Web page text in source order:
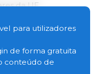
da UE
em relação
com o ano
foi
do cacau e do
para utilizadores
de forma gratuita
conteúdo de